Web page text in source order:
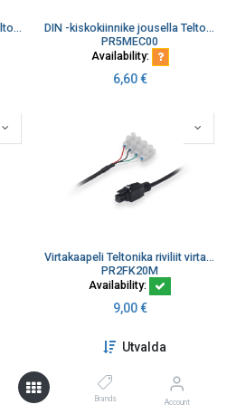
Utvalda
Brands Account
DIN -kiskokiinnike jousella Teltonikan reitittimille (kopio)
DIN -kiskokiinnike jousella Teltonikan reitittimille
PR5MEC00
Availability:
6,60€
Virtakaapeli Teltonika riviliit virta, maa, IO in/out PR2FK20M
PR2FK20M
Availability:
9,00€